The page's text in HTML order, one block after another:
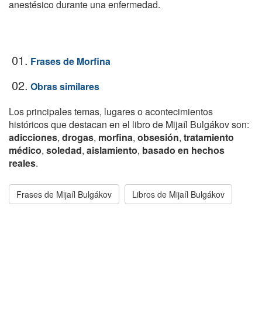
anestésico durante una enfermedad.
01. Frases de Morfina
02. Obras similares
Los principales temas, lugares o acontecimientos
históricos que destacan en el libro de Mijaíl Bulgákov son:
adicciones, drogas, morfina, obsesión, tratamiento
médico, soledad, aislamiento, basado en hechos
reales.
Frases de Mijaíl Bulgákov Libros de Mijaíl Bulgákov